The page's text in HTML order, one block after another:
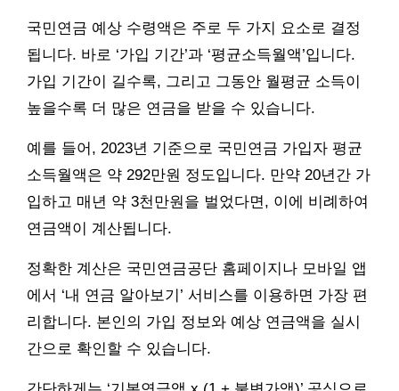
국민연금 예상 수령액은 주로 두 가지 요소로 결정
됩니다. 바로 ‘가입 기간’과 ‘평균소득월액’입니다.
가입 기간이 길수록, 그리고 그동안 월평균 소득이
높을수록 더 많은 연금을 받을 수 있습니다.
예를 들어, 2023년 기준으로 국민연금 가입자 평균
소득월액은 약 292만원 정도입니다. 만약 20년간 가
입하고 매년 약 3천만원을 벌었다면, 이에 비례하여
연금액이 계산됩니다.
정확한 계산은 국민연금공단 홈페이지나 모바일 앱
에서 ‘내 연금 알아보기’ 서비스를 이용하면 가장 편
리합니다. 본인의 가입 정보와 예상 연금액을 실시
간으로 확인할 수 있습니다.